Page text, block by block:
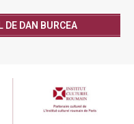
DE DAN BURCEA